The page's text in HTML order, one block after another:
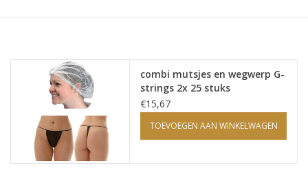
Verzorging / Accessoires
Onderdelen
Ventilatoren / Afzuiging
combi mutsjes en wegwerp G-
strings 2x 25 stuks
€15,67
TOEVOEGEN AAN WINKELWAGEN